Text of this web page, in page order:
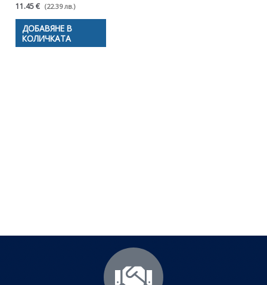
11.45 € (22.39 лв.)
ДОБАВЯНЕ В
КОЛИЧКАТА